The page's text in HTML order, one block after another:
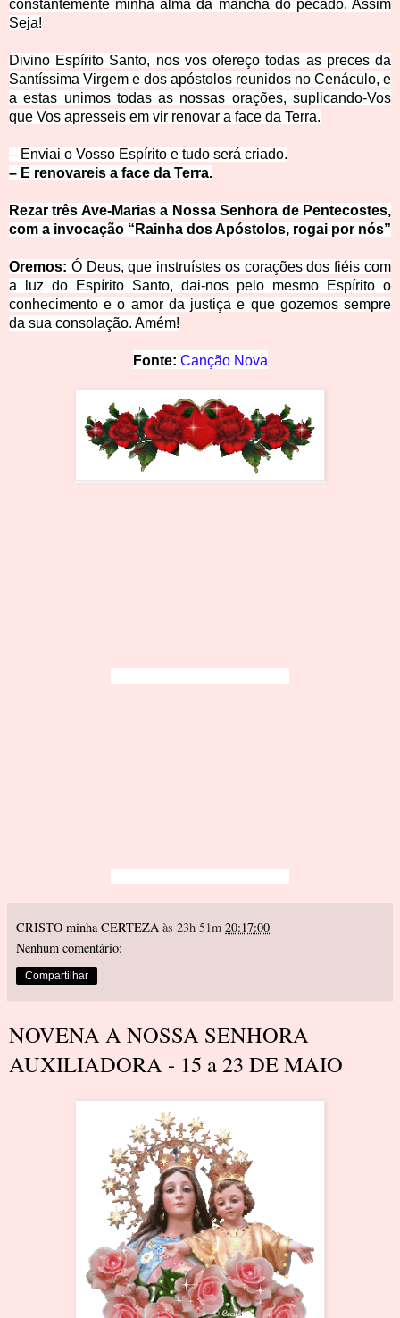
constantemente minha alma da mancha do pecado. Assim
Seja!
Divino Espírito Santo, nos vos ofereço todas as preces da
Santíssima Virgem e dos apóstolos reunidos no Cenáculo, e
a estas unimos todas as nossas orações, suplicando-Vos
que Vos apresseis em vir renovar a face da Terra.
– Enviai o Vosso Espírito e tudo será criado.
– E renovareis a face da Terra.
Rezar três Ave-Marias a Nossa Senhora de Pentecostes,
com a invocação “Rainha dos Apóstolos, rogai por nós”
Oremos: Ó Deus, que instruístes os corações dos fiéis com
a luz do Espírito Santo, dai-nos pelo mesmo Espírito o
conhecimento e o amor da justiça e que gozemos sempre
da sua consolação. Amém!
Fonte: Canção Nova
CRISTO minha CERTEZA às 23h 51m 20:17:00
Nenhum comentário:
Compartilhar
NOVENA A NOSSA SENHORA
AUXILIADORA - 15 a 23 DE MAIO